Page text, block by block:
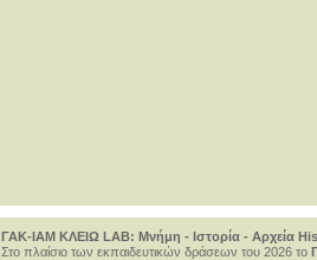
ΓΑΚ-ΙΑΜ ΚΛΕΙΩ LAB: Μνήμη - Ιστορία - Αρχεία
Στο πλαίσιο των εκπαιδευτικών δράσεων του 2026 το